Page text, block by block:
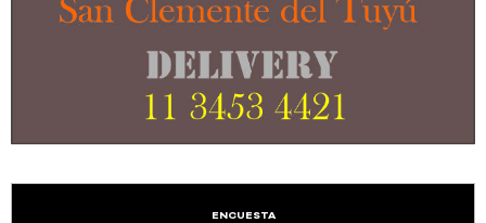
ENCUESTA